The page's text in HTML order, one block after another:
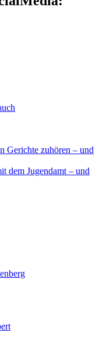
Gerichte zuhören – und
dem Jugendamt – und